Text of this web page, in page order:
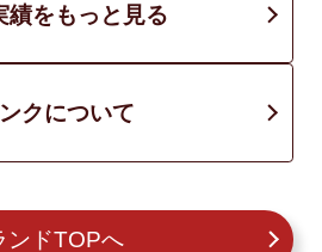
績をもっと見る
クについて
ンドTOPへ